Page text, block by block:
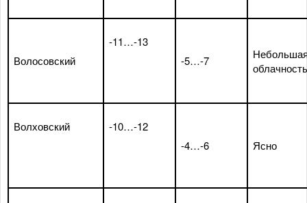
Волосовский
-11…-13
-5…-7
облачность
Волховский
-10…-12
-4…-6
Ясно